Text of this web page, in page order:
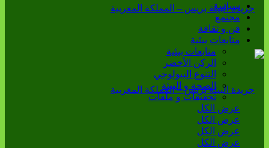
سياسة
مجتمع
فن و ثقافة
متابعات بيئية
متابعات بيئية
الركن الأخضر
التنوع البيولوجي
الصحة و البيئة
تحقيقات و ملفات
عرض الكل
عرض الكل
عرض الكل
عرض الكل